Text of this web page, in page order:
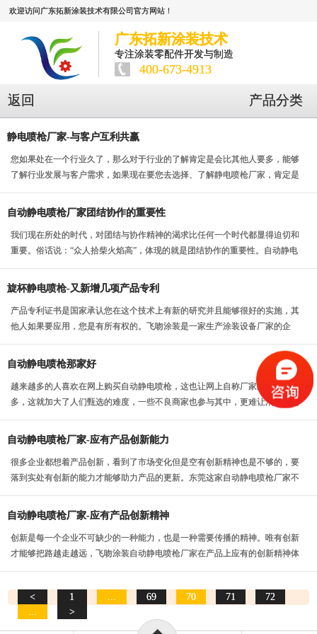
欢迎访问广东拓新涂装技术有限公司官方网站！
广东拓新涂装技术
专注涂装零配件开发与制造
400-673-4913
返回 产品分类
静电喷枪厂家-与客户互利共赢
您如果处在一个行业久了，那么对于行业的了解肯定是会比其他人要多，能够
了解行业发展与客户需求，如果现在要您去选择、了解静电喷枪厂家，肯定是
自动静电喷枪厂家团结协作的重要性
我们现在所处的时代，对团结与协作精神的渴求比任何一个时代都显得迫切和
重要。俗话说：“众人拾柴火焰高”，体现的就是团结协作的重要性。自动静电
旋杯静电喷枪-又新增几项产品专利
产品专利证书是国家承认您在这个技术上有新的研究并且能够很好的实施，其
他人如果要应用，您是有所有权的。飞吻涂装是一家生产涂装设备厂家的企
自动静电喷枪那家好
越来越多的人喜欢在网上购买自动静电喷枪，这也让网上自称厂家的人越来越
多，这就加大了人们甄选的难度，一些不良商家也参与其中，更难让消费者选
自动静电喷枪厂家-应有产品创新能力
很多企业都想着产品创新，看到了市场变化但是空有创新精神也是不够的，要
落到实处有创新的能力才能够助力产品的更新。东莞这家自动静电喷枪厂家不
自动静电喷枪厂家-应有产品创新精神
创新是每一个企业不可缺少的一种能力，也是一种需要传播的精神。唯有创新
才能够把路越走越远，飞吻涂装自动静电喷枪厂家在产品上应有的创新精神体
< 1 69 70 71
72
>